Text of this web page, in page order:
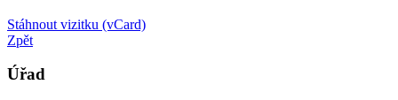
Stáhnout vizitku (vCard)
Zpět
Úřad